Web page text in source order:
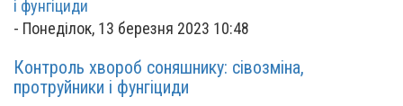
- Понеділок, 13 березня 2023 10:48
Контроль хвороб соняшнику: сівозміна,
протруйники і фунгіциди